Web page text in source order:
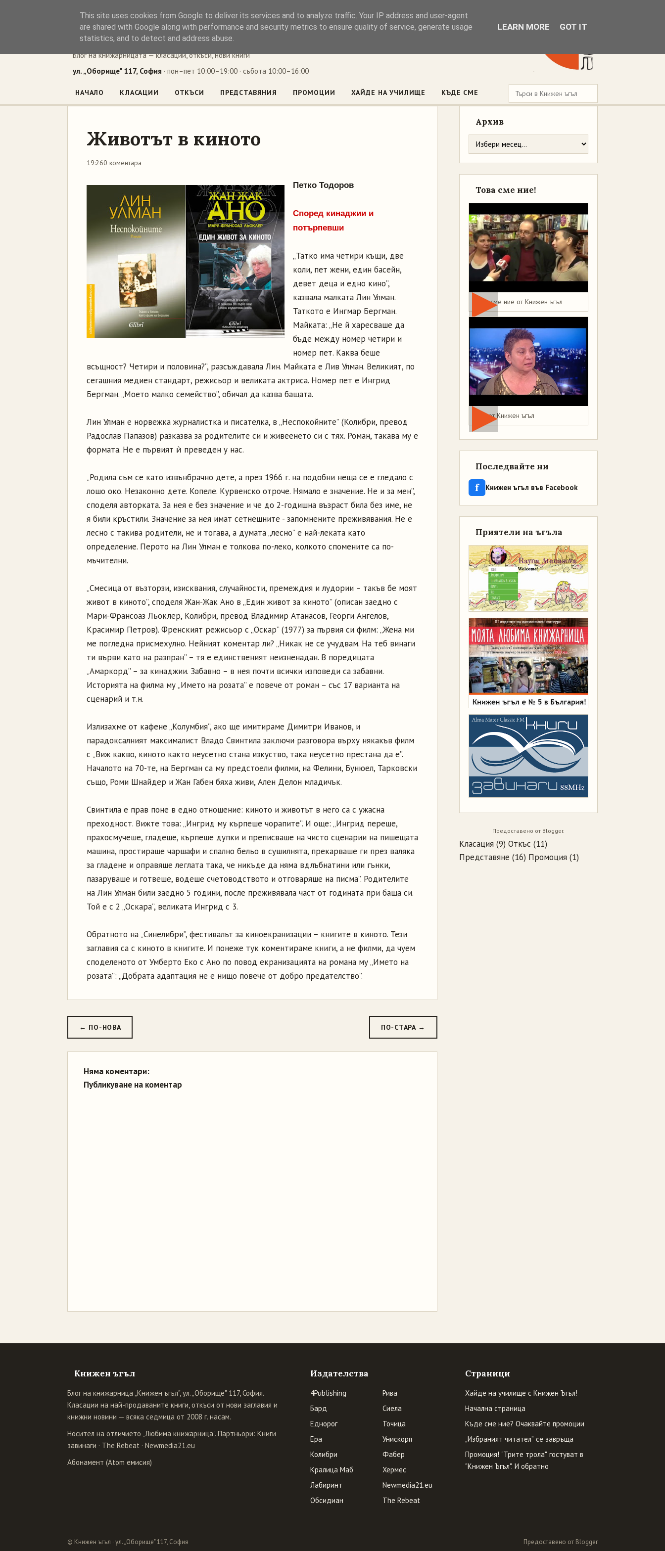
Книжен ъгъл
Блог на книжарницата — класации, откъси, нови книги
ул. „Оборище" 117, София · пон–пет 10:00–19:00 · събота 10:00–16:00
НАЧАЛО КЛАСАЦИИ ОТКЪСИ ПРЕДСТАВЯНИЯ ПРОМОЦИИ ХАЙДЕ НА УЧИЛИЩЕ КЪДЕ СМЕ
Животът в киното
19:260 коментара
Петко Тодоров
Според кинаджии и
потърпевши
„Татко има четири къщи, две
коли, пет жени, един басейн,
девет деца и едно кино”,
казвала малката Лин Улман.
Таткото е Ингмар Бергман.
Майката: „Не й харесваше да
бъде между номер четири и
номер пет. Каква беше
всъщност? Четири и половина?”, разсъждавала Лин. Майката е Лив Улман. Великият, по
сегашния медиен стандарт, режисьор и великата актриса. Номер пет е Ингрид
Бергман. „Моето малко семейство”, обичал да казва бащата.
Лин Улман е норвежка журналистка и писателка, в „Неспокойните” (Колибри, превод
Радослав Папазов) разказва за родителите си и живеенето си с тях. Роман, такава му е
формата. Не е първият ѝ преведен у нас.
„Родила съм се като извънбрачно дете, а през 1966 г. на подобни неща се е гледало с
лошо око. Незаконно дете. Копеле. Курвенско отроче. Нямало е значение. Не и за мен”,
споделя авторката. За нея е без значение и че до 2-годишна възраст била без име, не
я били кръстили. Значение за нея имат сетнешните - запомнените преживявания. Не е
лесно с такива родители, не и тогава, а думата „лесно” е най-леката като
определение. Перото на Лин Улман е толкова по-леко, колкото спомените са по-
мъчителни.
„Смесица от възторзи, изисквания, случайности, премеждия и лудории – такъв бе моят
живот в киното”, споделя Жан-Жак Ано в „Един живот за киното” (описан заедно с
Мари-Франсоаз Льоклер, Колибри, превод Владимир Атанасов, Георги Ангелов,
Красимир Петров). Френският режисьор с „Оскар” (1977) за първия си филм: „Жена ми
ме погледна присмехулно. Нейният коментар ли? „Никак не се учудвам. На теб винаги
ти върви като на разпран” – тя е единственият неизненадан. В поредицата
„Амаркорд” – за кинаджии. Забавно – в нея почти всички изповеди са забавни.
Историята на филма му „Името на розата” е повече от роман – със 17 варианта на
сценарий и т.н.
Излизахме от кафене „Колумбия”, ако ще имитираме Димитри Иванов, и
парадоксалният максималист Владо Свинтила заключи разговора върху някакъв филм
с „Виж какво, киното както неусетно стана изкуство, така неусетно престана да е”.
Началото на 70-те, на Бергман са му предстоели филми, на Фелини, Бунюел, Тарковски
също, Роми Шнайдер и Жан Габен бяха живи, Ален Делон младичък.
Свинтила е прав поне в едно отношение: киното и животът в него са с ужасна
преходност. Вижте това: „Ингрид му кърпеше чорапите”. И още: „Ингрид переше,
прахосмучеше, гладеше, кърпеше дупки и преписваше на чисто сценарии на пишещата
машина, простираше чаршафи и спално бельо в сушилнята, прекарваше ги през валяка
за гладене и оправяше леглата така, че никъде да няма вдлъбнатини или гънки,
пазаруваше и готвеше, водеше счетоводството и отговаряше на писма”. Родителите
на Лин Улман били заедно 5 години, после преживявала част от годината при баща си.
Той е с 2 „Оскара”, великата Ингрид с 3.
Обратното на „Синелибри”, фестивалът за киноекранизации – книгите в киното. Тези
заглавия са с киното в книгите. И понеже тук коментираме книги, а не филми, да чуем
споделеното от Умберто Еко с Ано по повод екранизацията на романа му „Името на
розата”: „Добрата адаптация не е нищо повече от добро предателство”.
← ПО-НОВА ПО-СТАРА →
Няма коментари:
Публикуване на коментар
Архив
Това сме ние!
Това сме ние от Книжен ъгъл
Мая от Книжен ъгъл
Последвайте ни
f Книжен ъгъл във Facebook
Приятели на ъгъла
Предоставено от Blogger.
Класация (9) Откъс (11)
Представяне (16) Промоция (1)
Книжен ъгъл
Блог на книжарница „Книжен ъгъл", ул. „Оборище" 117, София.
Класации на най-продаваните книги, откъси от нови заглавия и
книжни новини — всяка седмица от 2008 г. насам.
Носител на отличието „Любима книжарница". Партньори: Книги
завинаги · The Rebeat · Newmedia21.eu
Абонамент (Atom емисия)
Издателства
4Publishing
Бард
Еднорог
Ера
Колибри
Кралица Маб
Лабиринт
Обсидиан
Рива
Сиела
Точица
Унискорп
Фабер
Хермес
Newmedia21.eu
The Rebeat
Страници
Хайде на училище с Книжен Ъгъл!
Начална страница
Къде сме ние? Очаквайте промоции
„Избраният читател” се завръща
Промоция! "Трите трола" гостуват в
"Книжен Ъгъл". И обратно
© Книжен ъгъл · ул. „Оборище" 117, София Предоставено от Blogger
This site uses cookies from Google to deliver its services and to analyze traffic. Your IP address and user-agent
are shared with Google along with performance and security metrics to ensure quality of service, generate usage
statistics, and to detect and address abuse.
LEARN MORE GOT IT